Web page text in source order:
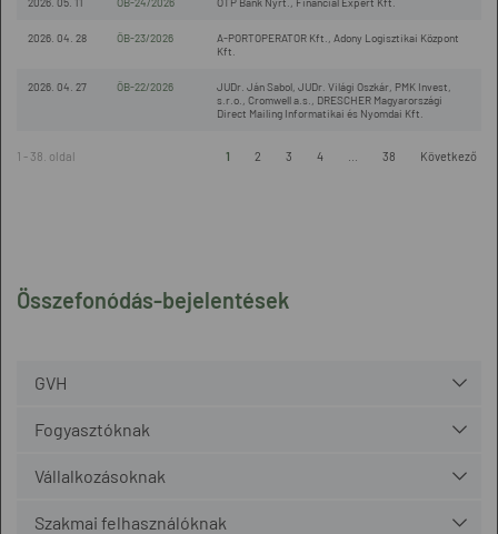
Összefonódás-bejelentések
GVH
Fogyasztóknak
Vállalkozásoknak
Szakmai felhasználóknak
2026. 04. 28 ÖB-23/2026
A-PORTOPERATOR Kft., Adony Logisztikai Központ
Kft.
2026. 04. 27 ÖB-22/2026
JUDr. Ján Sabol, JUDr. Világi Oszkár, PMK Invest,
s.r.o., Cromwell a.s., DRESCHER Magyarországi
Direct Mailing Informatikai és Nyomdai Kft.
1 - 38. oldal 1 2 3 4 38 Következő